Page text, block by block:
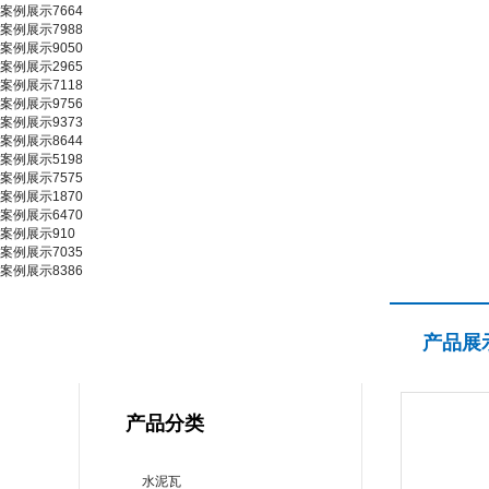
案例展示7664
案例展示7988
案例展示9050
案例展示2965
案例展示7118
案例展示9756
案例展示9373
案例展示8644
案例展示5198
案例展示7575
案例展示1870
案例展示6470
案例展示910
案例展示7035
案例展示8386
产品分类
水泥瓦
产品展